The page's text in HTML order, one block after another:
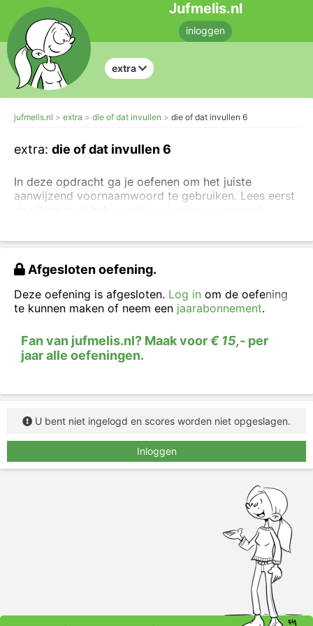
Jufmelis.nl
inloggen
extra
jufmelis.nl extra die of dat invullen die of dat invullen 6
extra: die of dat invullen 6
In deze opdracht ga je oefenen om het juiste
aanwijzend voornaamwoord te gebruiken. Lees eerst
Afgesloten oefening.
Deze oefening is afgesloten. Log in om de oefening
te kunnen maken of neem een jaarabonnement.
Fan van jufmelis.nl? Maak voor€ 15,- per
jaar alle oefeningen.
U bent niet ingelogd en scores worden niet opgeslagen.
Inloggen